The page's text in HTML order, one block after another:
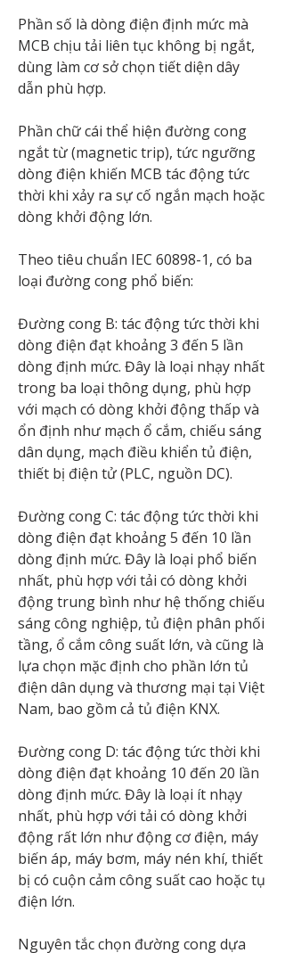
Phần số là dòng điện định mức mà
MCB chịu tải liên tục không bị ngắt,
dùng làm cơ sở chọn tiết diện dây
dẫn phù hợp.
Phần chữ cái thể hiện đường cong
ngắt từ (magnetic trip), tức ngưỡng
dòng điện khiến MCB tác động tức
thời khi xảy ra sự cố ngắn mạch hoặc
dòng khởi động lớn.
Theo tiêu chuẩn IEC 60898-1, có ba
loại đường cong phổ biến:
Đường cong B: tác động tức thời khi
dòng điện đạt khoảng 3 đến 5 lần
dòng định mức. Đây là loại nhạy nhất
trong ba loại thông dụng, phù hợp
với mạch có dòng khởi động thấp và
ổn định như mạch ổ cắm, chiếu sáng
dân dụng, mạch điều khiển tủ điện,
thiết bị điện tử (PLC, nguồn DC).
Đường cong C: tác động tức thời khi
dòng điện đạt khoảng 5 đến 10 lần
dòng định mức. Đây là loại phổ biến
nhất, phù hợp với tải có dòng khởi
động trung bình như hệ thống chiếu
sáng công nghiệp, tủ điện phân phối
tầng, ổ cắm công suất lớn, và cũng là
lựa chọn mặc định cho phần lớn tủ
điện dân dụng và thương mại tại Việt
Nam, bao gồm cả tủ điện KNX.
Đường cong D: tác động tức thời khi
dòng điện đạt khoảng 10 đến 20 lần
dòng định mức. Đây là loại ít nhạy
nhất, phù hợp với tải có dòng khởi
động rất lớn như động cơ điện, máy
biến áp, máy bơm, máy nén khí, thiết
bị có cuộn cảm công suất cao hoặc tụ
điện lớn.
Nguyên tắc chọn đường cong dựa